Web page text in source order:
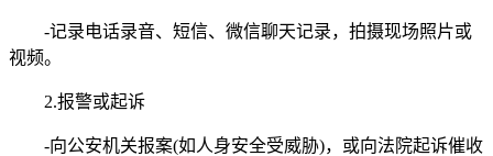
-记录电话录音、短信、微信聊天记录，拍摄现场照片或
视频。
2.报警或起诉
-向公安机关报案(如人身安全受威胁)，或向法院起诉催收